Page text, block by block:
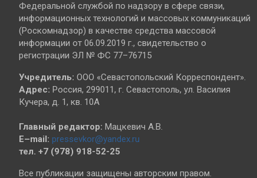
Федеральной службой по надзору в сфере связи,
информационных технологий и массовых коммуникаций
(Роскомнадзор) в качестве средства массовой
информации от 06.09.2019 г., свидетельство о
регистрации ЭЛ № ФС 77–76715
Учредитель: ООО «Севастопольский Корреспондент».
Адрес: Россия, 299011, г. Севастополь, ул. Василия
Кучера, д. 1, кв. 10А
Главный редактор: Мацкевич А.В.
E–mail: pressevkor@yandex.ru
тел. +7 (978) 918-52-25
Все публикации защищены авторским правом.